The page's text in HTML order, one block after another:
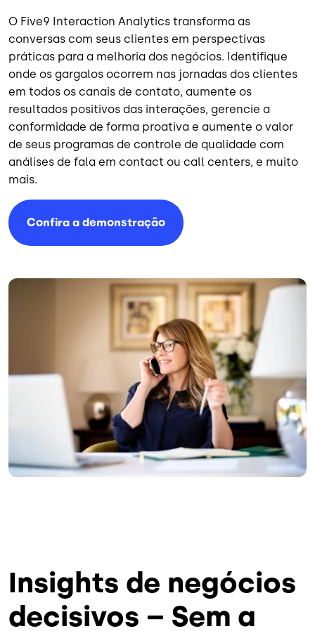
O Five9 Interaction Analytics transforma as
conversas com seus clientes em perspectivas
práticas para a melhoria dos negócios. Identifique
onde os gargalos ocorrem nas jornadas dos clientes
em todos os canais de contato, aumente os
resultados positivos das interações, gerencie a
conformidade de forma proativa e aumente o valor
de seus programas de controle de qualidade com
análises de fala em contact ou call centers, e muito
mais.
Confira a demonstração
Imagem
Insights de negócios
decisivos – Sem a